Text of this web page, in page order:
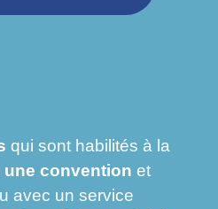
qui sont habilités à la
une convention et
avec un service